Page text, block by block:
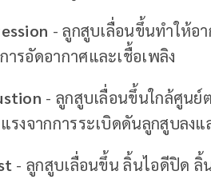
- ลูกสูบเลื่อนขึ้นทำให้อ
ารอัดอากาศและเชื้อเพลิง
- ลูกสูบเลื่อนขึ้นใกล้ศูนย์
รงจากการระเบิดดันลูกสูบลง
- ลูกสูบเลื่อนขึ้น ลิ้นไอดีปิด ลิ้